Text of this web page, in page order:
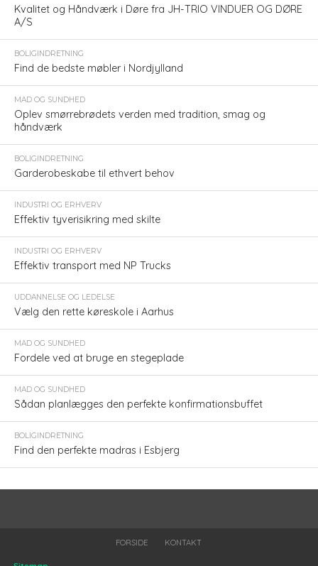
Kvalitet og Håndværk i Døre fra JH-TRIO VINDUER OG DØRE
A/S
BOLIGINDRETNING
Find de bedste møbler i Nordjylland
MAD OG SUNDHED
Oplev smørrebrødets verden med tradition, smag og
håndværk
BOLIGINDRETNING
Garderobeskabe til ethvert behov
INDUSTRI OG ERHVERV
Effektiv tyverisikring med skilte
INDUSTRI OG ERHVERV
Effektiv transport med NP Trucks
UDDANNELSE OG LEDELSE
Vælg den rette køreskole i Aarhus
MAD OG SUNDHED
Fordele ved at bruge en stegeplade
MAD OG SUNDHED
Sådan planlægges den perfekte konfirmationsbuffet
BOLIGINDRETNING
Find den perfekte madras i Esbjerg
FORSIDE KONTAKT